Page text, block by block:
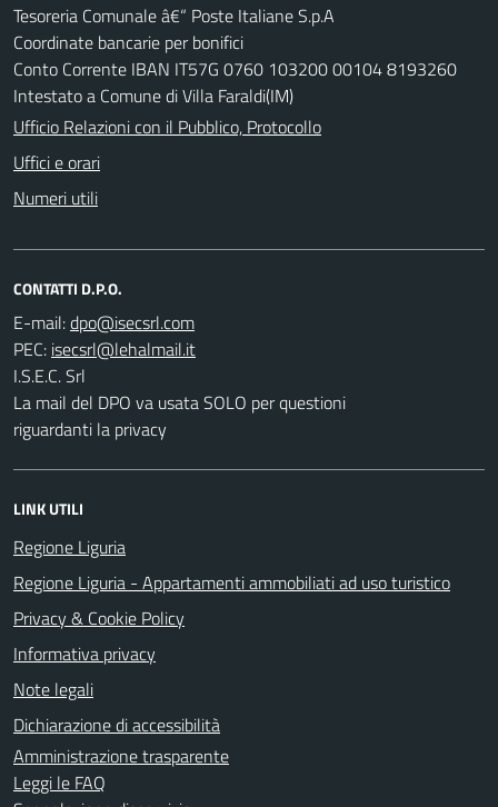
Tesoreria Comunale â€“ Poste Italiane S.p.A
Coordinate bancarie per bonifici
Conto Corrente IBAN IT57G 0760 103200 00104 8193260
Intestato a Comune di Villa Faraldi(IM)
Ufficio Relazioni con il Pubblico, Protocollo
Uffici e orari
Numeri utili
CONTATTI D.P.O.
E-mail:
PEC:
I.S.E.C. Srl
La mail del DPO va usata SOLO per questioni
riguardanti la privacy
LINK UTILI
Regione Liguria
Regione Liguria - Appartamenti ammobiliati ad uso turistico
Privacy & Cookie Policy
Informativa privacy
Note legali
Dichiarazione di accessibilità
Amministrazione trasparente
Leggi le FAQ